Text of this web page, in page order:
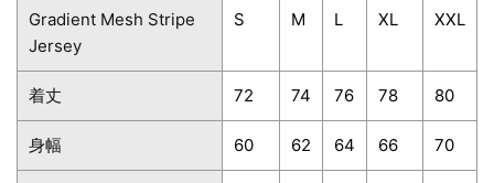
Gradient Mesh Stripe
Jersey
S M L XL XXL
着丈 72 74 76 78 80
身幅 60 62 64 66 70